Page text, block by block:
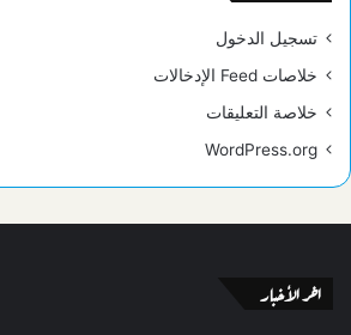
تسجيل الدخول
خلاصات Feed الإدخالات
خلاصة التعليقات
WordPress.org
اخر الأخبار